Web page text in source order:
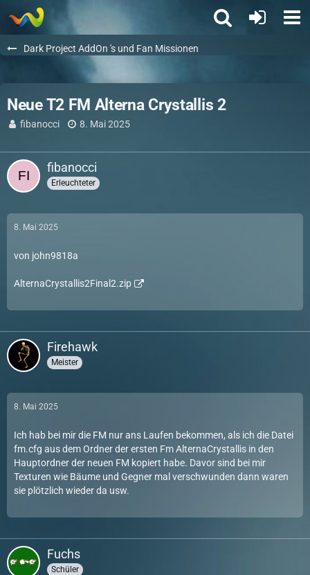
Dark Project AddOn 's und Fan Missionen
Neue T2 FM Alterna Crystallis 2
fibanocci 8. Mai 2025
fibanocci
Erleuchteter
8. Mai 2025
von john9818a
AlternaCrystallis2Final2.zip
Firehawk
Meister
8. Mai 2025
Ich hab bei mir die FM nur ans Laufen bekommen, als ich die Datei
fm.cfg aus dem Ordner der ersten Fm AlternaCrystallis in den
Hauptordner der neuen FM kopiert habe. Davor sind bei mir
Texturen wie Bäume und Gegner mal verschwunden dann waren
sie plötzlich wieder da usw.
Fuchs
Schüler